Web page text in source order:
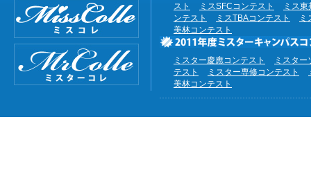
スト
ミスSFCコンテスト
ミス
ンテスト
ミスTBAコンテスト
ミ
美林コンテスト
ミスター慶應コンテスト
ミスタ
テスト
ミスター専修コンテスト
美林コンテスト